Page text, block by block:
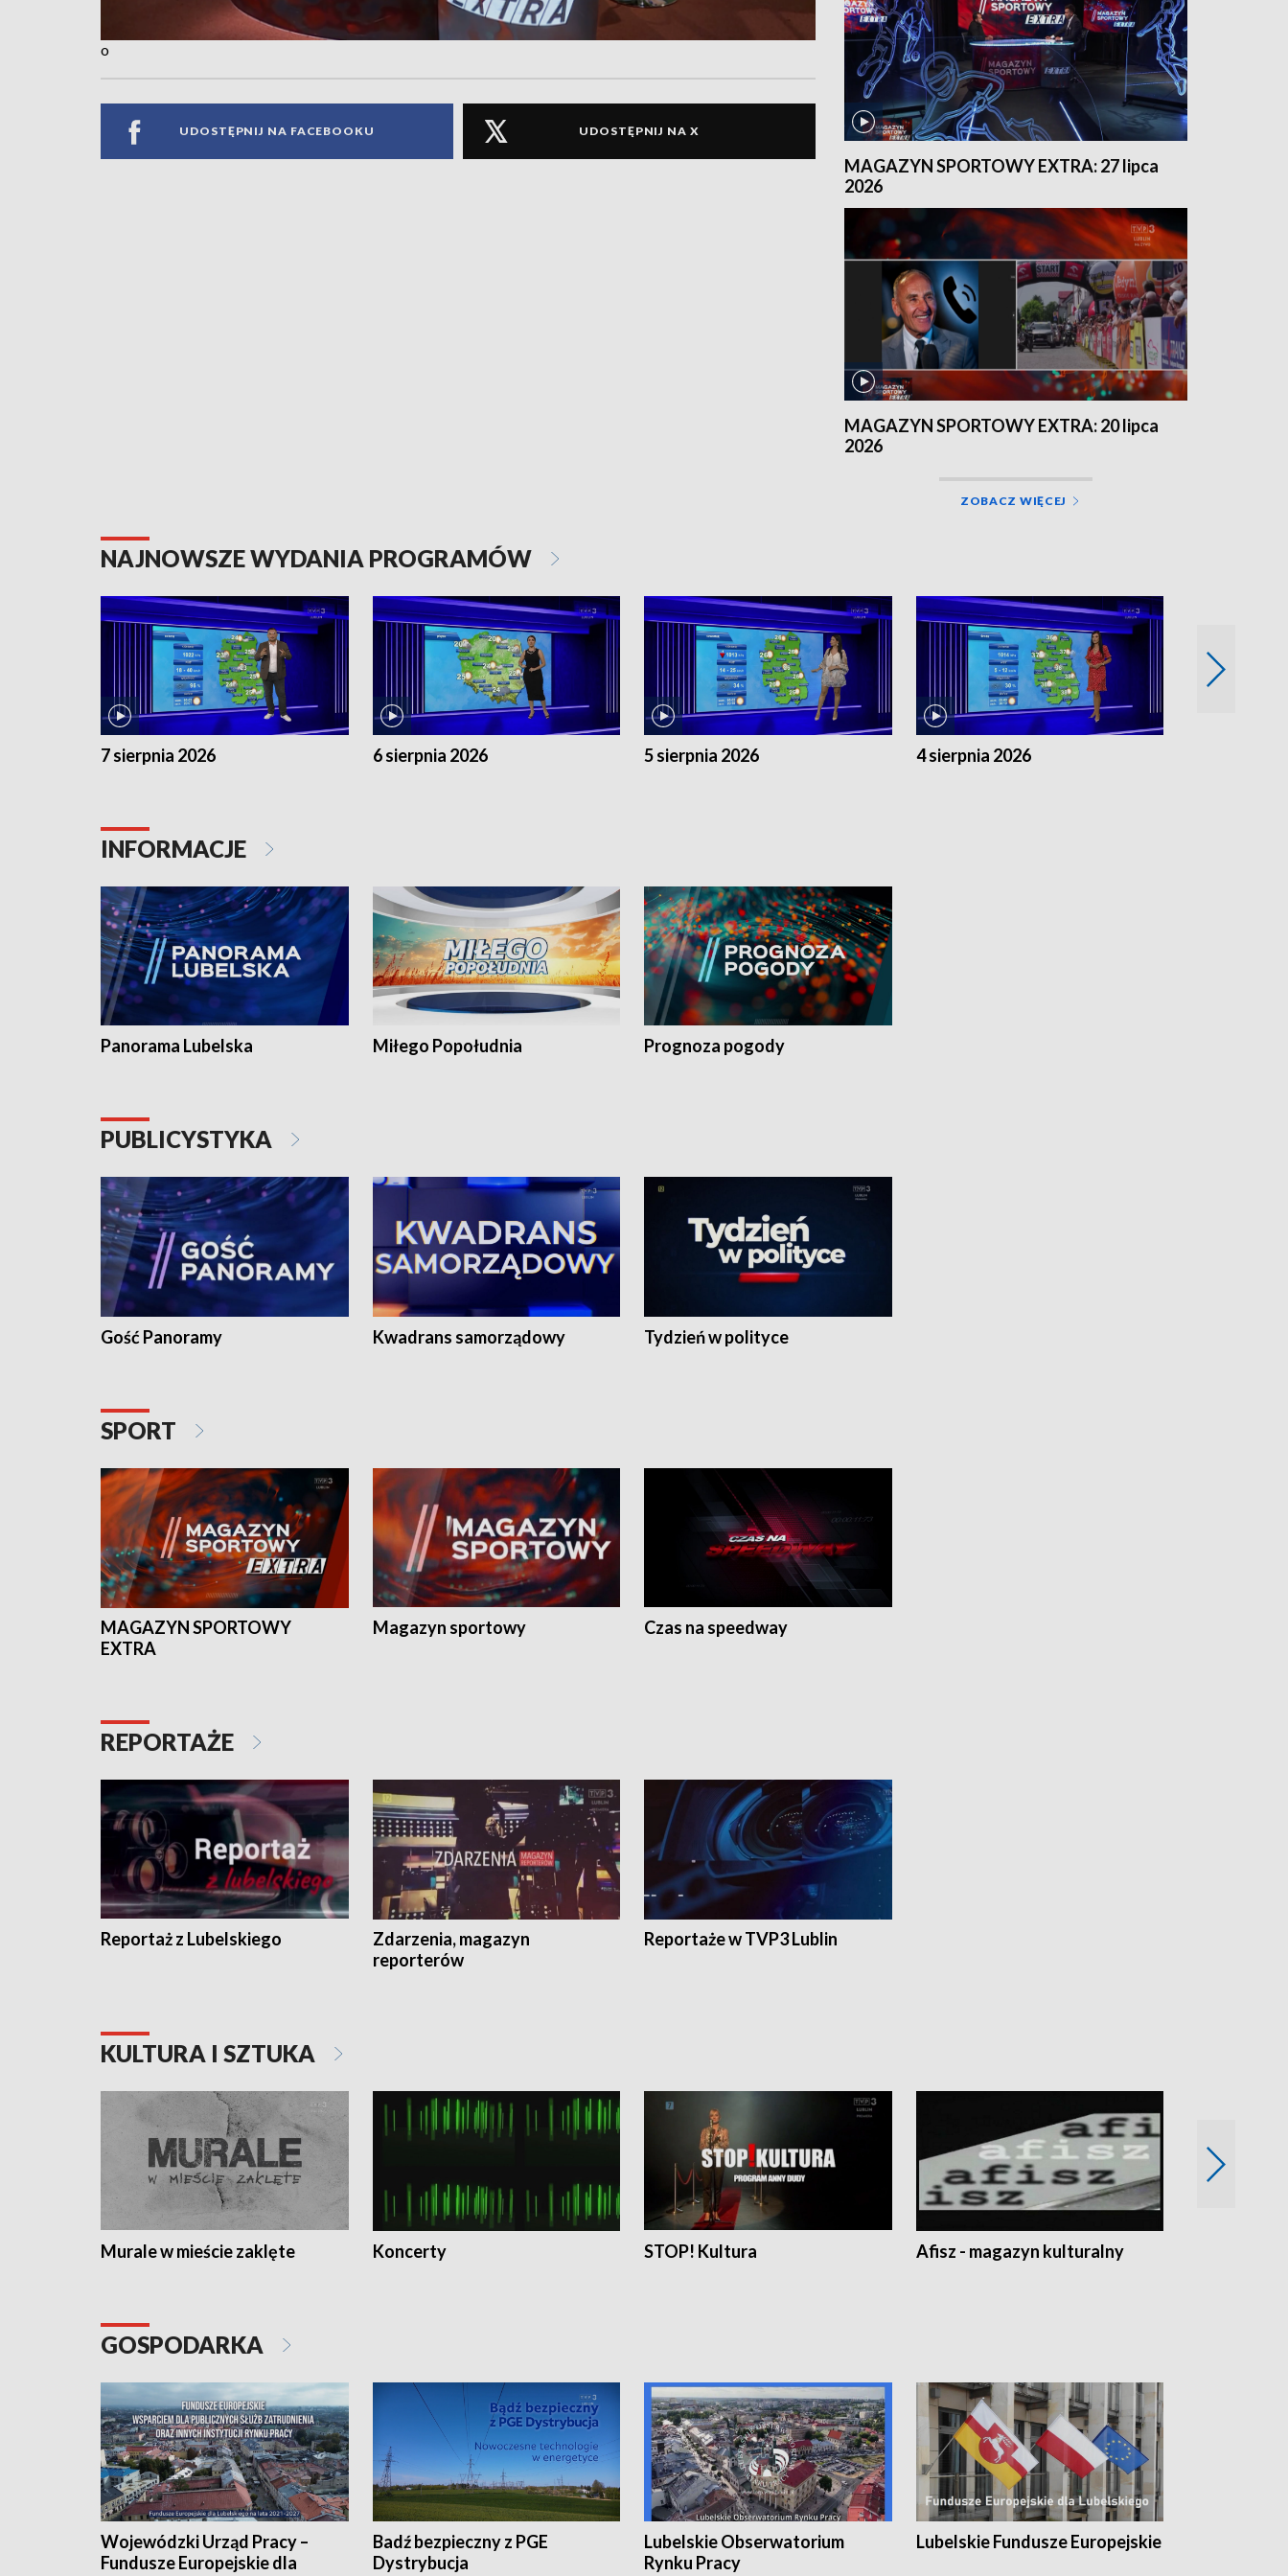
o
UDOSTĘPNIJ NA FACEBOOKU UDOSTĘPNIJ NA X
MAGAZYN SPORTOWY EXTRA: 27 lipca
2026
MAGAZYN SPORTOWY EXTRA: 20 lipca
2026
ZOBACZ WIĘCEJ
NAJNOWSZE WYDANIA PROGRAMÓW
7 sierpnia 2026 6 sierpnia 2026 5 sierpnia 2026 4 sierpnia 2026
INFORMACJE
Panorama Lubelska Miłego Popołudnia Prognoza pogody
PUBLICYSTYKA
Gość Panoramy Kwadrans samorządowy Tydzień w polityce
SPORT
MAGAZYN SPORTOWY
EXTRA
Magazyn sportowy Czas na speedway
REPORTAŻE
Reportaż z Lubelskiego
Zdarzenia, magazyn
reporterów
Reportaże w TVP3 Lublin
KULTURA I SZTUKA
Murale w mieście zaklęte Koncerty STOP! Kultura Afisz - magazyn kulturalny
GOSPODARKA
Wojewódzki Urząd Pracy –
Fundusze Europejskie dla
Badź bezpieczny z PGE
Dystrybucja
Lubelskie Obserwatorium
Rynku Pracy
Lubelskie Fundusze Europejskie